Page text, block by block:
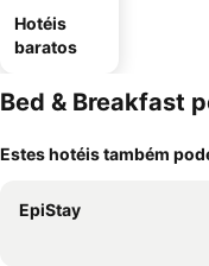
Hotéis
baratos
Bed & Breakfast
Estes hotéis também
EpiStay